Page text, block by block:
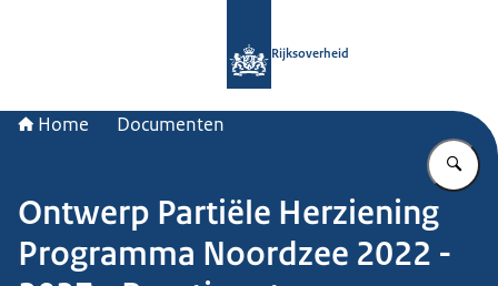
Rijksoverheid
Home Documenten
Ontwerp Partiële Herziening
Programma Noordzee 2022 -